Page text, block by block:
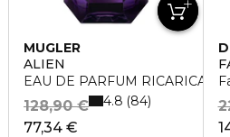
MUGLER
ALIEN
EAU DE PARFUM
77,34 €
128,90 € 4.8 84